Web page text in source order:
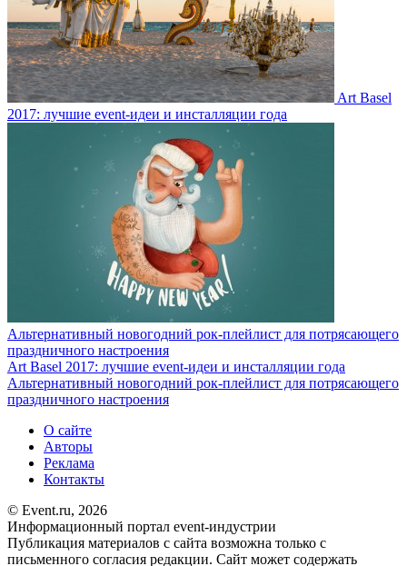
Art Basel
2017: лучшие event-идеи и инсталляции года
Альтернативный новогодний рок-плейлист для потрясающего
праздничного настроения
Art Basel 2017: лучшие event-идеи и инсталляции года
Альтернативный новогодний рок-плейлист для потрясающего
праздничного настроения
О сайте
Авторы
Реклама
Контакты
© Event.ru, 2026
Информационный портал event-индустрии
Публикация материалов с сайта возможна только с
письменного согласия редакции. Сайт может содержать